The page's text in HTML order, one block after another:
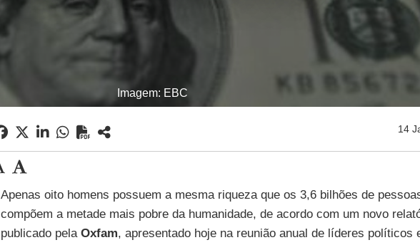
Imagem: EBC
14
Apenas oito homens possuem a mesma riqueza que os 3,6 bilhões de
compõem a metade mais pobre da humanidade, de acordo com um novo
publicado pela Oxfam, apresentado hoje na reunião anual de líderes políticos